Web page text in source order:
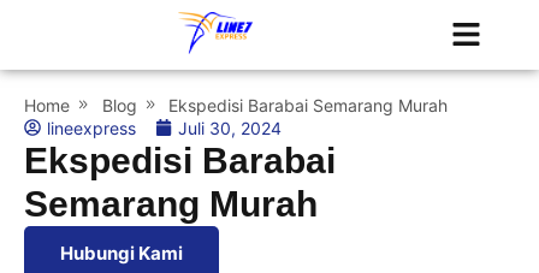
Home Blog
Ekspedisi Barabai Semarang Murah
lineexpress
Juli 30, 2024
Ekspedisi Barabai
Semarang Murah
Hubungi Kami